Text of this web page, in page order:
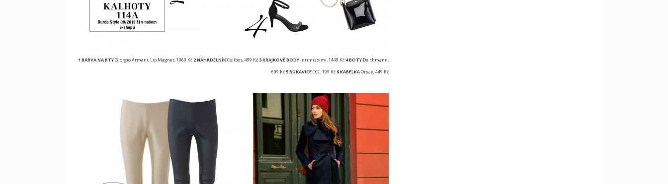
1 BARVA NA RTYGiorgio Armani, Lip Magnet, 1060 Kč 2 NÁHRDELNÍKCellbes, 499 Kč3 KRAJKOVÉ BODY Intimissimi, 1449 Kč 4 BOTY Deichmann,
699 Kč5 RUKAVICECCC, 199 Kč6 KABELKAOrsay, 449 Kč